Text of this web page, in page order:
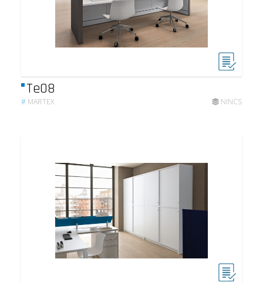
Te08
# MARTEX NINCS